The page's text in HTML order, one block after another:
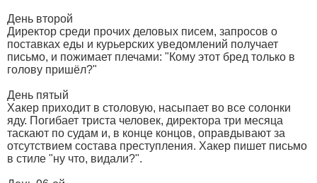
День второй
Директор среди прочих деловых писем, запросов о
поставках еды и курьерских уведомлений получает
письмо, и пожимает плечами: "Кому этот бред только в
голову пришёл?"
День пятый
Хакер приходит в столовую, насыпает во все солонки
яду. Погибает триста человек, директора три месяца
таскают по судам и, в конце концов, оправдывают за
отсутствием состава преступления. Хакер пишет письмо
в стиле "ну что, видали?".